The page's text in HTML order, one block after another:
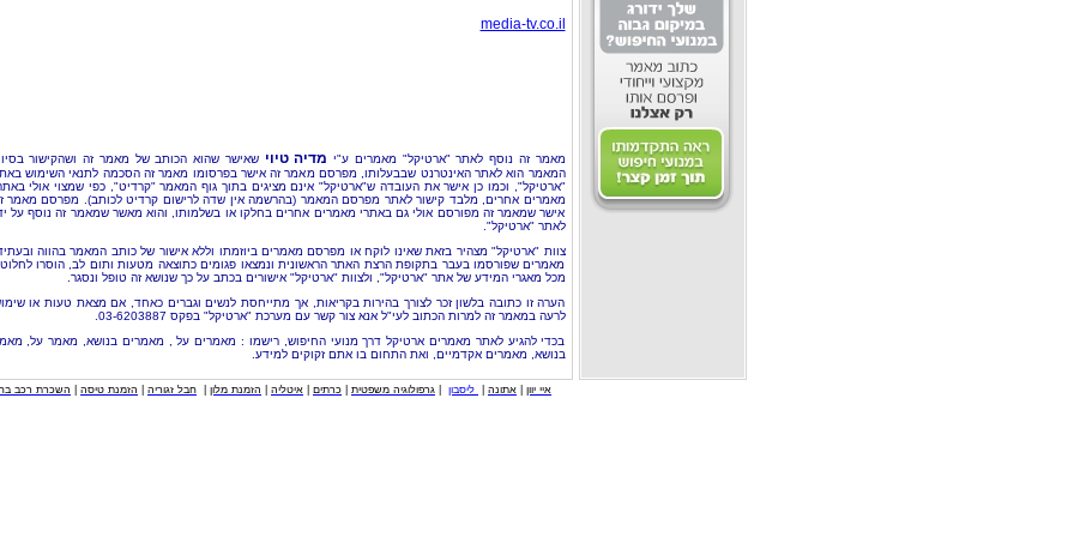
media-tv.co.il
מאמר זה נוסף לאתר "ארטיקל" מאמרים ע"י מדיה טיוי שאישר שהוא הכותב של מאמר זה ושהקישור
המאמר הוא לאתר האינטרנט שבבעלותו, מפרסם מאמר זה אישר בפרסומו מאמר זה הסכמה לתנאי השימוש
"ארטיקל", וכמו כן אישר את העובדה ש"ארטיקל" אינם מציגים בתוך גוף המאמר "קרדיט", כפי שמצוי אולי
מאמרים אחרים, מלבד קישור לאתר מפרסם המאמר (בהרשמה אין שדה לרישום קרדיט לכותב). מפרסם מאמר
אישר שמאמר זה מפורסם אולי גם באתרי מאמרים אחרים בחלקו או בשלמותו, והוא מאשר שמאמר זה נוסף על
לאתר "ארטיקל".
צוות "ארטיקל" מצהיר בזאת שאינו לוקח או מפרסם מאמרים ביוזמתו וללא אישור של כותב המאמר בהווה
מאמרים שפורסמו בעבר בתקופת הרצת האתר הראשונית ונמצאו פגומים כתוצאה מטעות ותום לב, הוסרו
מכל מאגרי המידע של אתר "ארטיקל", ולצוות "ארטיקל" אישורים בכתב על כך שנושא זה טופל ונסגר.
הערה זו כתובה בלשון זכר לצורך בהירות בקריאות, אך מתייחסת לנשים וגברים כאחד, אם מצאת טעות או
לרעה במאמר זה למרות הכתוב לעי"ל אנא צור קשר עם מערכת "ארטיקל" בפקס 03-6203887.
בכדי להגיע לאתר מאמרים ארטיקל דרך מנועי החיפוש, רישמו : מאמרים על , מאמרים בנושא, מאמר על,
בנושא, מאמרים אקדמיים, ואת התחום בו אתם זקוקים למידע.
איי יוון אתונה ליסבון גרפולוגיה משפטית כרתים איטליה הזמנת מלון חבל זגוריה הזמנת טיסה השכרת רכב